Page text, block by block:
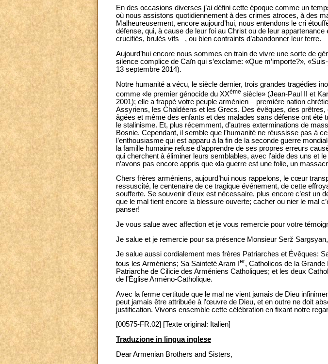
En des occasions diverses j’ai défini cette époque comme un
où nous assistons quotidiennement à des crimes atroces, à des
Malheureusement, encore aujourd’hui, nous entendons le cri
défense, qui, à cause de leur foi au Christ ou de leur
crucifiés, brulés vifs –, ou bien contraints d’abandonner leur terre.
Aujourd’hui encore nous sommes en train de vivre une sorte de
silence complice de Caïn qui s’exclame: «Que m’importe?»,
13 septembre 2014).
Notre humanité a vécu, le siècle dernier, trois grandes tragédies
comme «le premier génocide du XXème siècle» (Jean-Paul II et
2001); elle a frappé votre peuple arménien – première nation
Assyriens, les Chaldéens et les Grecs. Des évêques, des
âgées et même des enfants et des malades sans défense ont
le stalinisme. Et, plus récemment, d’autres exterminations de
Bosnie. Cependant, il semble que l’humanité ne réussisse pas à
l’enthousiasme qui est apparu à la fin de la seconde guerre
la famille humaine refuse d’apprendre de ses propres erreurs
qui cherchent à éliminer leurs semblables, avec l’aide des uns et
n’avons pas encore appris que «la guerre est une folie, un
Chers frères arméniens, aujourd’hui nous rappelons, le cœur
ressuscité, le centenaire de ce tragique événement, de cette
soufferte. Se souvenir d’eux est nécessaire, plus encore c’est un
que le mal tient encore la blessure ouverte; cacher ou nier le mal
panser!
Je vous salue avec affection et je vous remercie pour votre
Je salue et je remercie pour sa présence Monsieur Serž
Je salue aussi cordialement mes frères Patriarches et Évêques:
tous les Arméniens; Sa Sainteté Aram I er, Catholicos de la
Patriarche de Cilicie des Arméniens Catholiques; et les deux
de l’Église Arméno-Catholique.
Avec la ferme certitude que le mal ne vient jamais de Dieu
peut jamais être attribuée à l’œuvre de Dieu, et en outre ne doit
justification. Vivons ensemble cette célébration en fixant notre
[00575-FR.02] [Texte original: Italien]
Traduzione in lingua inglese
Dear Armenian Brothers and Sisters,